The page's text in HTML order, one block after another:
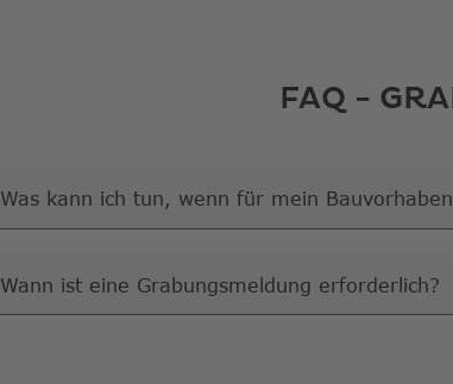
FAQ -
Was kann ich tun, wenn für mein
Wann ist eine Grabungsmeldung erforderlich?